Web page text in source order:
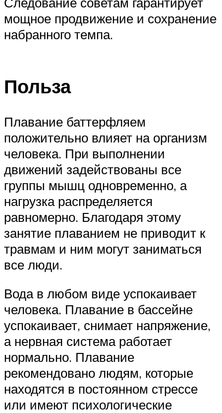
мощное продвижение и сохранение
набранного темпа.
Польза
Плавание баттерфляем
положительно влияет на организм
человека. При выполнении
движений задействованы все
группы мышц одновременно, а
нагрузка распределяется
равномерно. Благодаря этому
занятие плаванием не приводит к
травмам и ним могут заниматься
все люди.
Вода в любом виде успокаивает
человека. Плавание в бассейне
успокаивает, снимает напряжение,
а нервная система работает
нормально. Плавание
рекомендовано людям, которые
находятся в постоянном стрессе
или имеют психологические